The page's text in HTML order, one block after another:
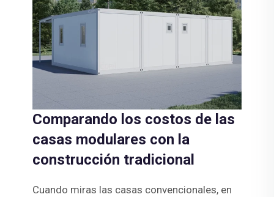
Comparando los costos de las
casas modulares con la
construcción tradicional
Cuando miras las casas convencionales, en